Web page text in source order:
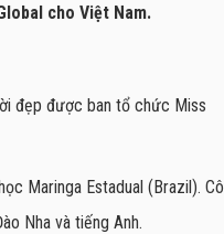
cho Việt Nam.
đẹp được ban tổ chức Miss
Maringa Estadual (Brazil). Cô
Nha và tiếng Anh.